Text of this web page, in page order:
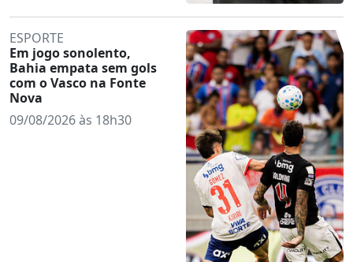
ESPORTE
Em jogo sonolento,
Bahia empata sem gols
com o Vasco na Fonte
Nova
09/08/2026 às 18h30